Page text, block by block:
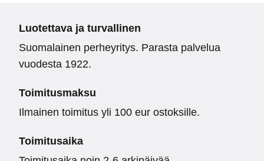
Luotettava ja turvallinen
Suomalainen perheyritys. Parasta palvelua
vuodesta 1922.
Toimitusmaksu
Ilmainen toimitus yli 100 eur ostoksille.
Toimitusaika